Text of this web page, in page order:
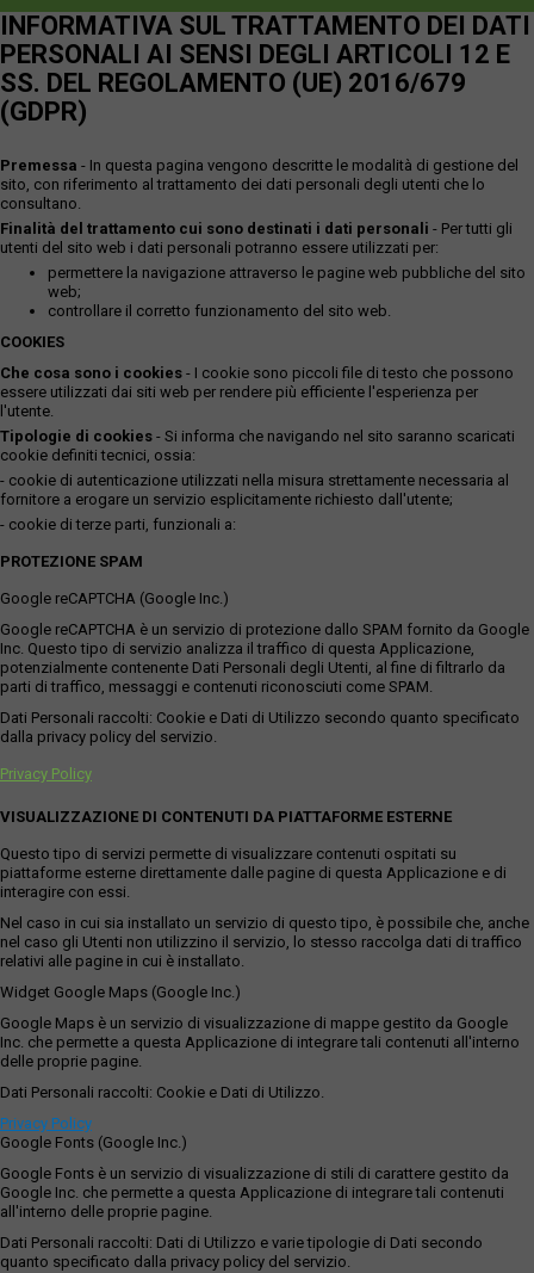
INFORMATIVA SUL TRATTAMENTO DEI DATI
PERSONALI AI SENSI DEGLI ARTICOLI 12 E
SS. DEL REGOLAMENTO (UE) 2016/679
(GDPR)
Premessa - In questa pagina vengono descritte le modalità di gestione del
sito, con riferimento al trattamento dei dati personali degli utenti che lo
consultano.
Finalità del trattamento cui sono destinati i dati personali - Per tutti gli
utenti del sito web i dati personali potranno essere utilizzati per:
permettere la navigazione attraverso le pagine web pubbliche del sito
web;
controllare il corretto funzionamento del sito web.
COOKIES
Che cosa sono i cookies - I cookie sono piccoli file di testo che possono
essere utilizzati dai siti web per rendere più efficiente l'esperienza per
l'utente.
Tipologie di cookies - Si informa che navigando nel sito saranno scaricati
cookie definiti tecnici, ossia:
- cookie di autenticazione utilizzati nella misura strettamente necessaria al
fornitore a erogare un servizio esplicitamente richiesto dall'utente;
- cookie di terze parti, funzionali a:
PROTEZIONE SPAM
Google reCAPTCHA (Google Inc.)
Google reCAPTCHA è un servizio di protezione dallo SPAM fornito da Google
Inc. Questo tipo di servizio analizza il traffico di questa Applicazione,
potenzialmente contenente Dati Personali degli Utenti, al fine di filtrarlo da
parti di traffico, messaggi e contenuti riconosciuti come SPAM.
Dati Personali raccolti: Cookie e Dati di Utilizzo secondo quanto specificato
dalla privacy policy del servizio.
Privacy Policy
VISUALIZZAZIONE DI CONTENUTI DA PIATTAFORME ESTERNE
Questo tipo di servizi permette di visualizzare contenuti ospitati su
piattaforme esterne direttamente dalle pagine di questa Applicazione e di
interagire con essi.
Nel caso in cui sia installato un servizio di questo tipo, è possibile che, anche
nel caso gli Utenti non utilizzino il servizio, lo stesso raccolga dati di traffico
relativi alle pagine in cui è installato.
Widget Google Maps (Google Inc.)
Google Maps è un servizio di visualizzazione di mappe gestito da Google
Inc. che permette a questa Applicazione di integrare tali contenuti all'interno
delle proprie pagine.
Dati Personali raccolti: Cookie e Dati di Utilizzo.
Privacy Policy
Google Fonts (Google Inc.)
Google Fonts è un servizio di visualizzazione di stili di carattere gestito da
Google Inc. che permette a questa Applicazione di integrare tali contenuti
all'interno delle proprie pagine.
Dati Personali raccolti: Dati di Utilizzo e varie tipologie di Dati secondo
quanto specificato dalla privacy policy del servizio.